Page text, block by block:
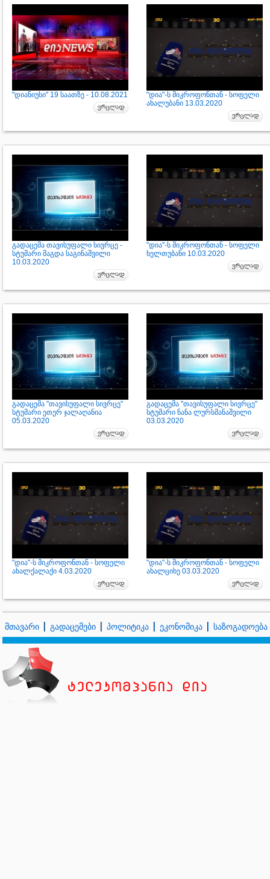
"დიანიუსი" 19 საათზე - 10.08.2021
"დია"-ს მიკროფონთან - სოფელი
ახალუბანი 13.03.2020
გადაცემა თავისუფალი სივრცე -
სტუმარი მაგდა საგინაშვილი
10.03.2020
"დია"-ს მიკროფონთან - სოფელი
ხელთუბანი 10.03.2020
გადაცემა "თავისუფალი სივრცე"
სტუმარი ეთერ ჯალაღანია
05.03.2020
გადაცემა "თავისუფალი სივრცე"
სტუმარი ნანა ლურსმანაშვილი
03.03.2020
"დია"-ს მიკროფონთან - სოფელი
ახალქალაქი 4.03.2020
"დია"-ს მიკროფონთან - სოფელი
ახალციხე 03.03.2020
მთავარი გადაცემები პოლიტიკა ეკონომიკა საზოგადოება